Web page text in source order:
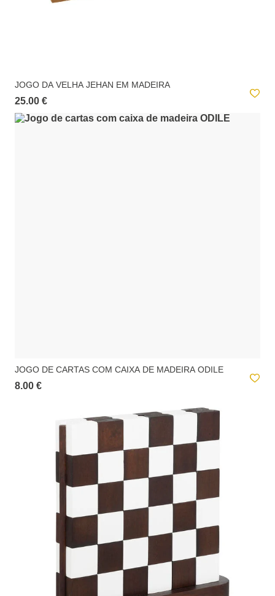
JOGO DA VELHA JEHAN EM MADEIRA
25.00 €
JOGO DE CARTAS COM CAIXA DE MADEIRA ODILE
8.00 €